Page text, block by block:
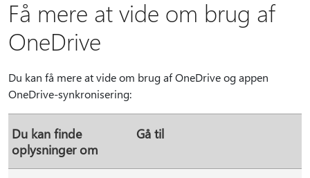
Få mere at vide om brug af
OneDrive
Du kan få mere at vide om brug af OneDrive og appen
OneDrive-synkronisering:
Du kan finde
oplysninger om
Gå til